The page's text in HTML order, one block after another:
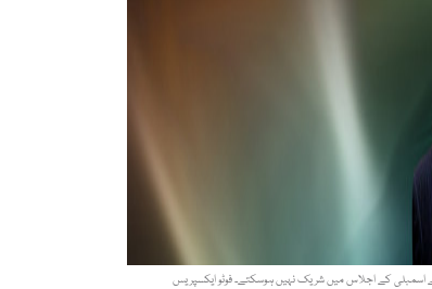
اسمبلی کے اجلاس میں شریک نہیں ہوسکتے۔ فوٹو ایکسپریس